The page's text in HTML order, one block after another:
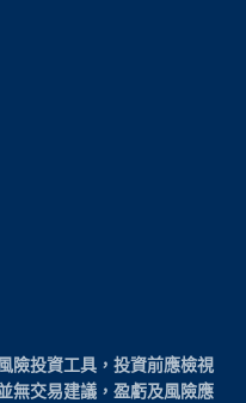
險投資工具，投資前應檢視
無交易建議，盈虧及風險應